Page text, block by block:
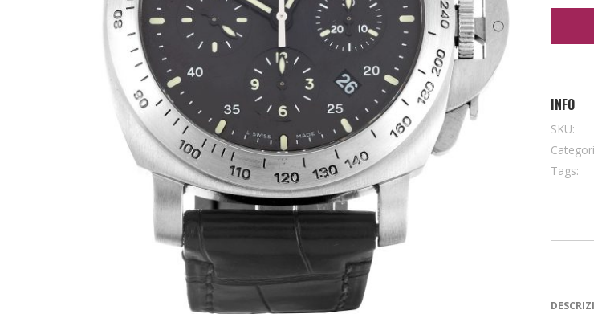
INFO
SKU:
Tags: